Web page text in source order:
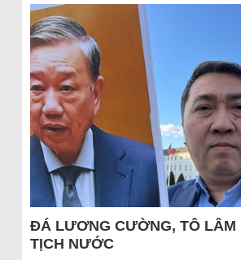
ĐÁ LƯƠNG CƯỜNG, TÔ LÂM
TỊCH NƯỚC